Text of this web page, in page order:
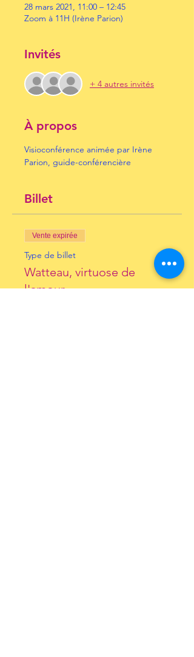
28 mars 2021, 11:00 – 12:45
Zoom à 11H (Irène Parion)
Invités
+ 4 autres invités
À propos
Visioconférence animée par Irène
Parion, guide-conférencière
Billet
Vente expirée
Type de billet
Watteau, virtuose de
l'amour